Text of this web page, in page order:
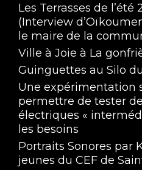
Ma Nénette Carbure au
Nov 26, 2025 • 1:17:20
Les Terrasses de l’été
(Interview
le maire de la
Ville à Joie à La
Guinguettes au Silo
Une expérimentation
permettre de tester
électriques «
les besoins
Portraits Sonores par
jeunes du CEF de